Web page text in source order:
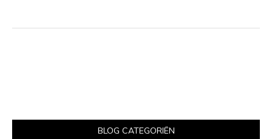
BLOG CATEGORIËN